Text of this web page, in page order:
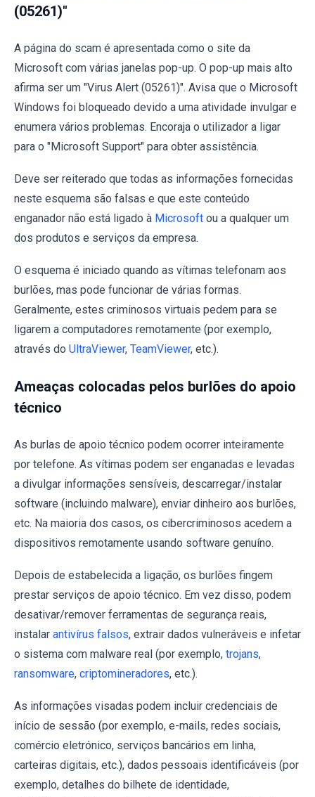
(05261)"
A página do scam é apresentada como o site da
Microsoft com várias janelas pop-up. O pop-up mais alto
afirma ser um "Virus Alert (05261)". Avisa que o Microsoft
Windows foi bloqueado devido a uma atividade invulgar e
enumera vários problemas. Encoraja o utilizador a ligar
para o "Microsoft Support" para obter assistência.
Deve ser reiterado que todas as informações fornecidas
neste esquema são falsas e que este conteúdo
enganador não está ligado à Microsoft ou a qualquer um
dos produtos e serviços da empresa.
O esquema é iniciado quando as vítimas telefonam aos
burlões, mas pode funcionar de várias formas.
Geralmente, estes criminosos virtuais pedem para se
ligarem a computadores remotamente (por exemplo,
através do UltraViewer, TeamViewer, etc.).
Ameaças colocadas pelos burlões do apoio
técnico
As burlas de apoio técnico podem ocorrer inteiramente
por telefone. As vítimas podem ser enganadas e levadas
a divulgar informações sensíveis, descarregar/instalar
software (incluindo malware), enviar dinheiro aos burlões,
etc. Na maioria dos casos, os cibercriminosos acedem a
dispositivos remotamente usando software genuíno.
Depois de estabelecida a ligação, os burlões fingem
prestar serviços de apoio técnico. Em vez disso, podem
desativar/remover ferramentas de segurança reais,
instalar antivírus falsos, extrair dados vulneráveis e infetar
o sistema com malware real (por exemplo, trojans,
ransomware, criptomineradores, etc.).
As informações visadas podem incluir credenciais de
início de sessão (por exemplo, e-mails, redes sociais,
comércio eletrónico, serviços bancários em linha,
carteiras digitais, etc.), dados pessoais identificáveis (por
exemplo, detalhes do bilhete de identidade,